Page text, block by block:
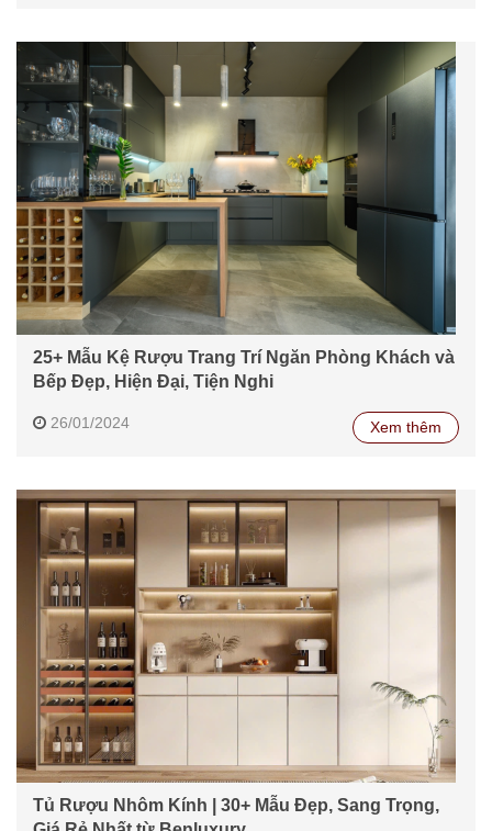
25+ Mẫu Kệ Rượu Trang Trí Ngăn Phòng Khách và
Bếp Đẹp, Hiện Đại, Tiện Nghi
26/01/2024 Xem thêm
Tủ Rượu Nhôm Kính | 30+ Mẫu Đẹp, Sang Trọng,